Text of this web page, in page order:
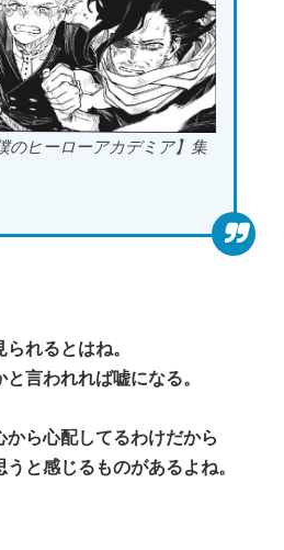
のヒーローアカデミア】集
れるとはね。
言われれば嘘になる。
から心配してるわけだから
と感じるものがあるよね。